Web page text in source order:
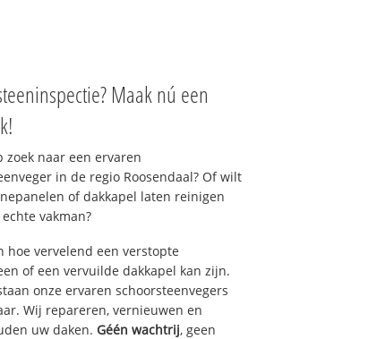
Maak nú een
zoek naar een ervaren
in de regio Roosendaal? Of wilt
of dakkapel laten reinigen
vakman?
hoe vervelend een verstopte
of een vervuilde dakkapel kan zijn.
onze ervaren schoorsteenvegers
Wij repareren, vernieuwen en
uw daken. Géén wachtrij, geen